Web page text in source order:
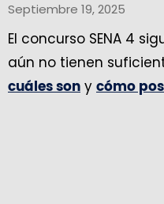
Septiembre 19, 2025
El concurso SENA 4
aún no tienen
cuáles son y cómo